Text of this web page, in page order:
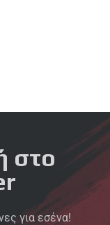
στο
για εσένα!